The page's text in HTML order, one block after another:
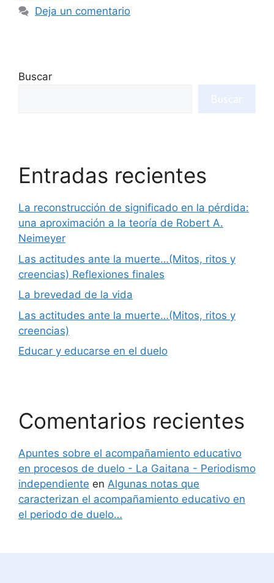
Deja un comentario
Buscar
Entradas recientes
La reconstrucción de significado en la pérdida:
una aproximación a la teoría de Robert A.
Neimeyer
Las actitudes ante la muerte…(Mitos, ritos y
creencias) Reflexiones finales
La brevedad de la vida
Las actitudes ante la muerte…(Mitos, ritos y
creencias)
Educar y educarse en el duelo
Comentarios recientes
Apuntes sobre el acompañamiento educativo
en procesos de duelo - La Gaitana - Periodismo
independiente en Algunas notas que
caracterizan el acompañamiento educativo en
el periodo de duelo…